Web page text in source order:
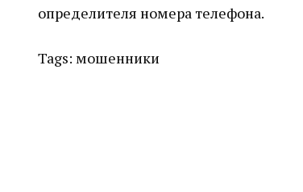
определителя номера телефона.
Tags: мошенники